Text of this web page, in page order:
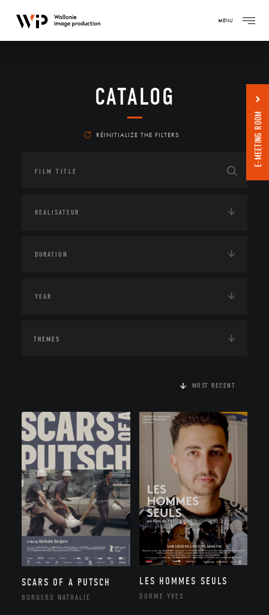
MENU
CATALOG
RÉINITIALIZE THE FILTERS
THEMES
MOST RECENT
SCARS OF A PUTSCH
BORGERS NATHALIE
LES HOMMES SEULS
DORME YVES
E-MEETING ROOM